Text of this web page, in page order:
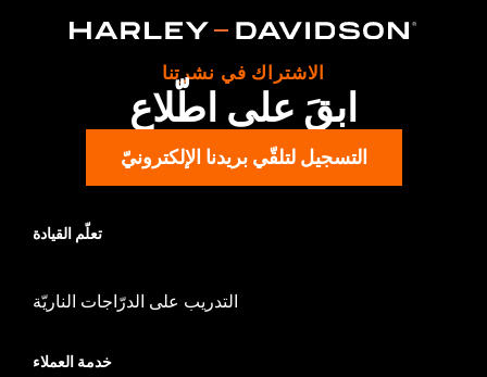
In the Box: Coaster only
for full details
الاشتراك في نشرتنا
ابقَ على اطّلاع
التسجيل لتلقّي بريدنا الإلكترونيّ
تعلّم القيادة
التدريب على الدرّاجات الناريّة
خدمة العملاء